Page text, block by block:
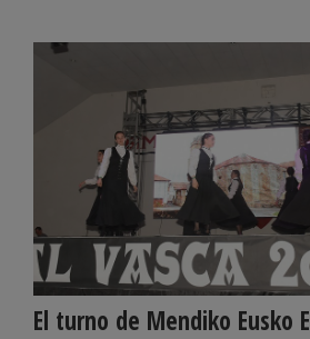
El turno de Mendiko Eusko